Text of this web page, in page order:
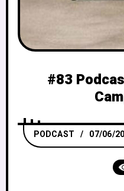
#83
PODCAST 07/06/